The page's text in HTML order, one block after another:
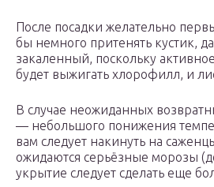
После посадки желательно
бы немного притенять кустик,
закаленный, поскольку
будет выжигать хлорофилл, и
В случае неожиданных
— небольшого понижения
вам следует накинуть на
ожидаются серьёзные морозы
укрытие следует сделать еще